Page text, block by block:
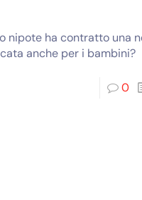
nipote ha contratto una
anche per i bambini?
0